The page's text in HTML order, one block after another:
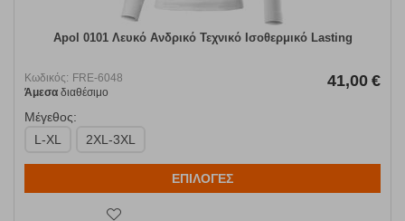
Apol 0101 Λευκό Ανδρικό Τεχνικό Ισοθερμικό Lasting
Κωδικός: FRE-6048
Άμεσα διαθέσιμο
41,00 €
Μέγεθος:
L-XL
2XL-3XL
ΕΠΙΛΟΓΕΣ